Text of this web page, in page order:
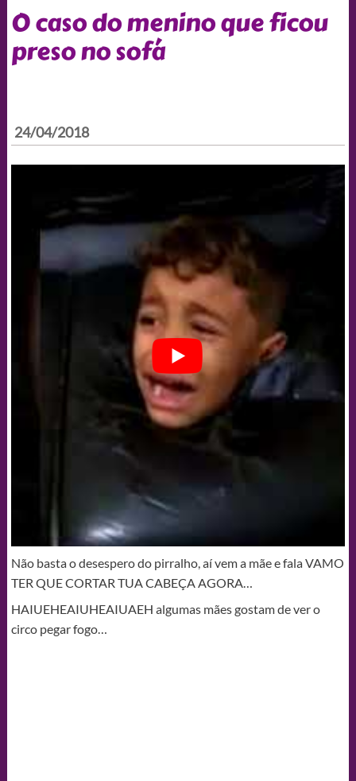
O caso do menino que ficou
preso no sofá
24/04/2018
Não basta o desespero do pirralho, aí vem a mãe e fala VAMO
TER QUE CORTAR TUA CABEÇA AGORA…
HAIUEHEAIUHEAIUAEH algumas mães gostam de ver o
circo pegar fogo…